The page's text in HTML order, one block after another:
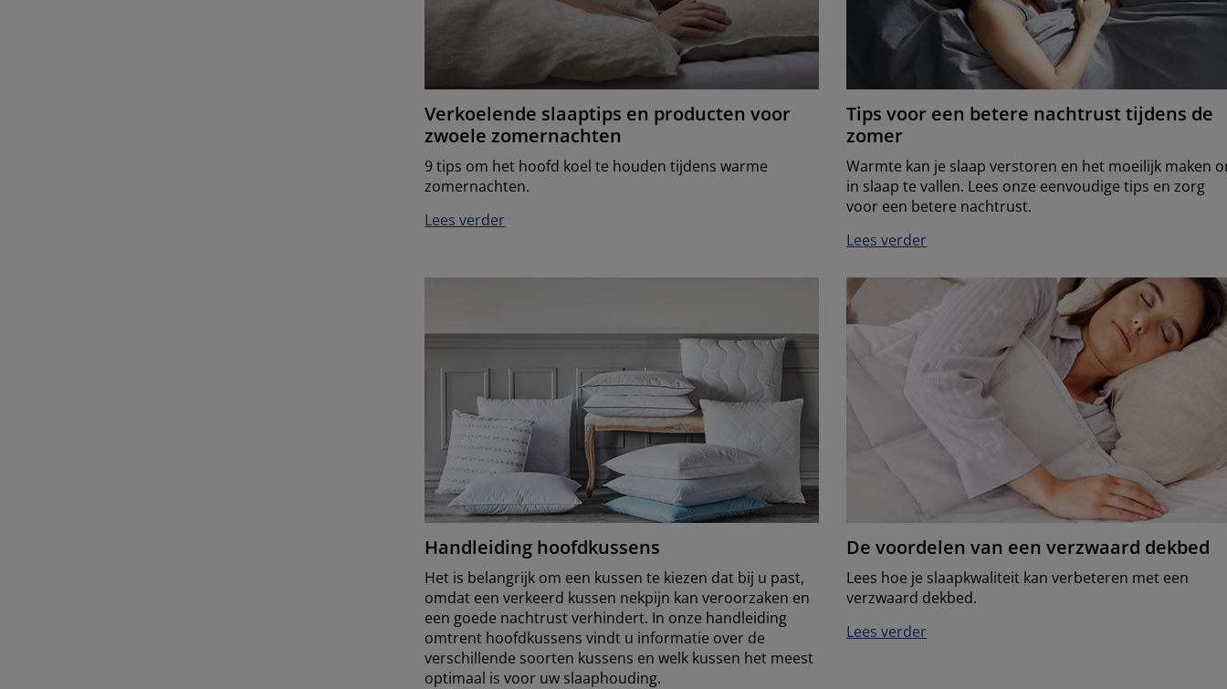
Verkoelende slaaptips en producten voor
zwoele zomernachten
9 tips om het hoofd koel te houden tijdens warme
zomernachten.
Lees verder
Tips voor een betere nachtrust tijdens de
zomer
Warmte kan je slaap verstoren en het moeilijk maken
in slaap te vallen. Lees onze eenvoudige tips en zorg
voor een betere nachtrust.
Lees verder
Handleiding hoofdkussens
Het is belangrijk om een kussen te kiezen dat bij u past,
omdat een verkeerd kussen nekpijn kan veroorzaken en
een goede nachtrust verhindert. In onze handleiding
omtrent hoofdkussens vindt u informatie over de
verschillende soorten kussens en welk kussen het meest
optimaal is voor uw slaaphouding.
De voordelen van een verzwaard dekbed
Lees hoe je slaapkwaliteit kan verbeteren met een
verzwaard dekbed.
Lees verder